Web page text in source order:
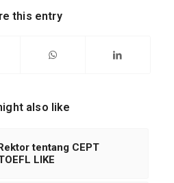
this entry
also like
tentang CEPT
LIKE